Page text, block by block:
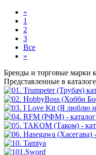
«
1
2
3
Все
»
Бренды и торговые марки
Представленные в